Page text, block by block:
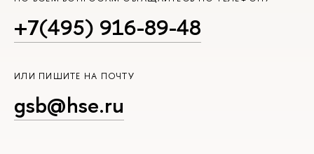
+7(495) 916-89-48
ИЛИ ПИШИТЕ НА ПОЧТУ
gsb@hse.ru